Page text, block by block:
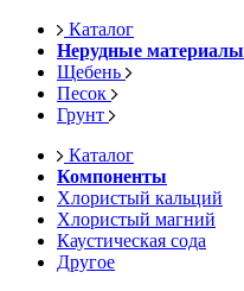
Каталог
Нерудные материалы
Щебень
Песок
Грунт
Каталог
Компоненты
Хлористый кальций
Хлористый магний
Каустическая сода
Другое